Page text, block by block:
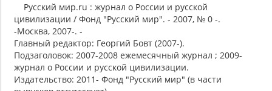
Русский мир.ru : журнал о России и русской
цивилизации / Фонд "Русский мир". - 2007, № 0 -.
-Москва, 2007-. -
Главный редактор: Георгий Бовт (2007-).
Подзаголовок: 2007-2008 ежемесячный журнал ; 2009-
журнал о России и русской цивилизации.
Издательство: 2011- Фонд "Русский мир" (в части